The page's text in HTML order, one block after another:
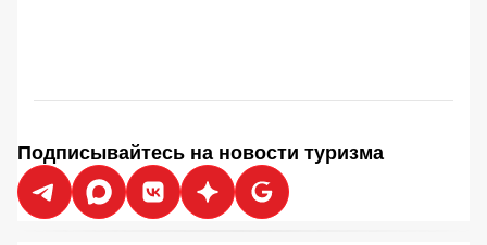
Подписывайтесь на новости туризма